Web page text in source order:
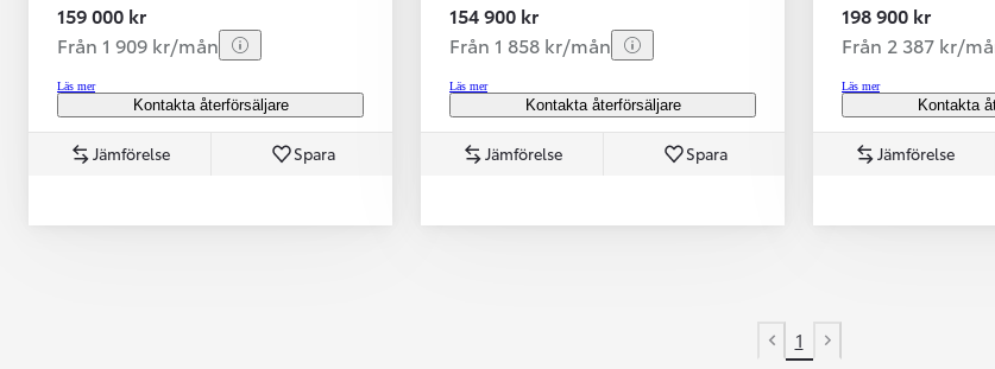
159 000 kr
Från 1 909 kr/mån
Läs mer
Kontakta återförsäljare
Jämförelse Spara
154 900 kr
Från 1 858 kr/mån
Läs mer
Kontakta återförsäljare
Jämförelse Spara
198 900 kr
Från 2 387 kr/
Läs mer
Kontakta
Jämförelse
Previous page
1
Next page